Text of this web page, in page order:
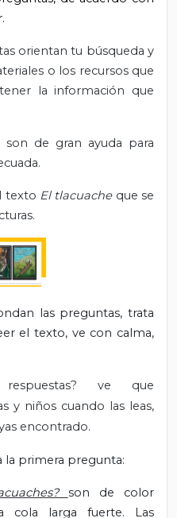
orientan tu búsqueda y
o los recursos que
la información que
son de gran ayuda para
texto El tlacuache que se
las preguntas, trata
el texto, ve con calma,
respuestas? ve que
y niños cuando las leas,
encontrado.
la primera pregunta:
son de color
cola larga fuerte. Las